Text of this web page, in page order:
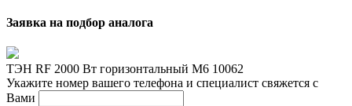
Заявка на подбор аналога
ТЭН RF 2000 Вт горизонтальный M6 10062
Укажите номер вашего телефона и специалист свяжется с
Вами